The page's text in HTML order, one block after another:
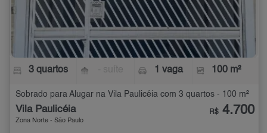
3 quartos 1 vaga 100 m²
Sobrado para Alugar na Vila Paulicéia com 3 quartos - 100 m²
Vila Paulicéia
Zona Norte - São Paulo
R$ 4.700